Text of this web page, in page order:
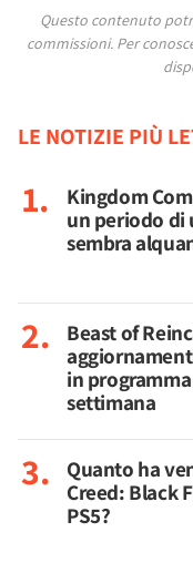
Questo contenuto
commissioni. Per
LE NOTIZIE PIÙ
Kingdom
un periodo di
sembra
Beast of
in
settimana
Quanto ha
Creed: Black
PS5?